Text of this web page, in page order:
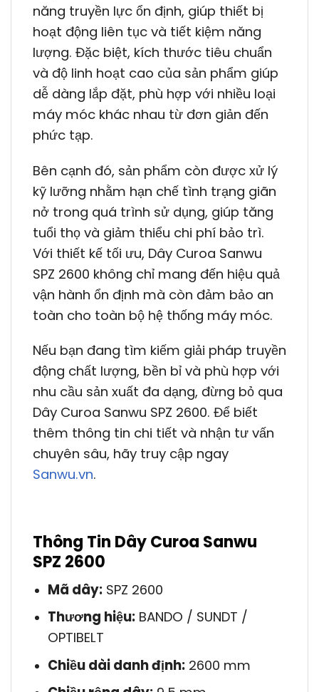
năng truyền lực ổn định, giúp thiết bị
hoạt động liên tục và tiết kiệm năng
lượng. Đặc biệt, kích thước tiêu chuẩn
và độ linh hoạt cao của sản phẩm giúp
dễ dàng lắp đặt, phù hợp với nhiều loại
máy móc khác nhau từ đơn giản đến
phức tạp.
Bên cạnh đó, sản phẩm còn được xử lý
kỹ lưỡng nhằm hạn chế tình trạng giãn
nở trong quá trình sử dụng, giúp tăng
tuổi thọ và giảm thiểu chi phí bảo trì.
Với thiết kế tối ưu, Dây Curoa Sanwu
SPZ 2600 không chỉ mang đến hiệu quả
vận hành ổn định mà còn đảm bảo an
toàn cho toàn bộ hệ thống máy móc.
Nếu bạn đang tìm kiếm giải pháp truyền
động chất lượng, bền bỉ và phù hợp với
nhu cầu sản xuất đa dạng, đừng bỏ qua
Dây Curoa Sanwu SPZ 2600. Để biết
thêm thông tin chi tiết và nhận tư vấn
chuyên sâu, hãy truy cập ngay
Sanwu.vn.
Thông Tin Dây Curoa Sanwu
SPZ 2600
Mã dây:SPZ 2600
Thương hiệu:BANDO / SUNDT /
OPTIBELT
Chiều dài danh định:2600 mm